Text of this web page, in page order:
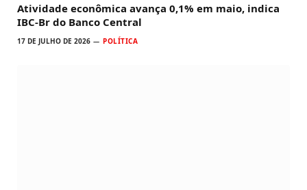
Atividade econômica avança 0,1% em maio, indica
IBC-Br do Banco Central
17 DE JULHO DE 2026 POLÍTICA